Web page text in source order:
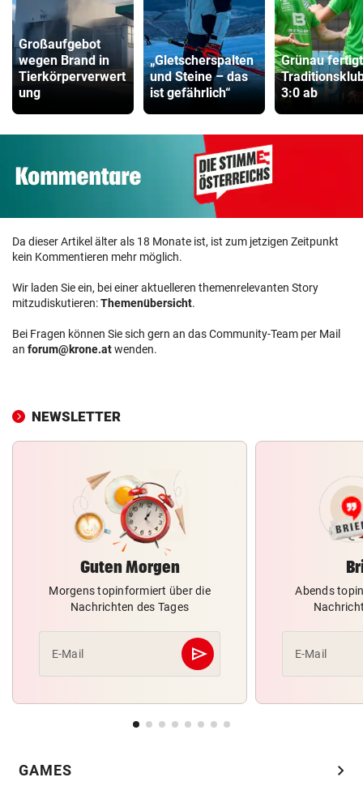
Großaufgebot
wegen Brand in
Tierkörperverwert
ung
„Gletscherspalten
und Steine – das
ist gefährlich“
Grünau
3:0 ab
Da dieser Artikel älter als 18 Monate ist, ist zum jetzigen Zeitpunkt
kein Kommentieren mehr möglich.
Wir laden Sie ein, bei einer aktuelleren themenrelevanten Story
mitzudiskutieren:Themenübersicht.
Bei Fragen können Sie sich gern an das Community-Team per Mail
an forum@krone.atwenden.
NEWSLETTER
Guten Morgen
Morgens topinformiert über die
Nachrichten des Tages
E-Mail send
Abschicken
Abends
E-Mail
GAMES chevron_right